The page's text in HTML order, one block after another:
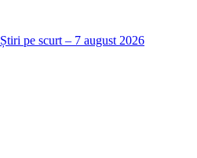
Știri pe scurt – 7 august 2026